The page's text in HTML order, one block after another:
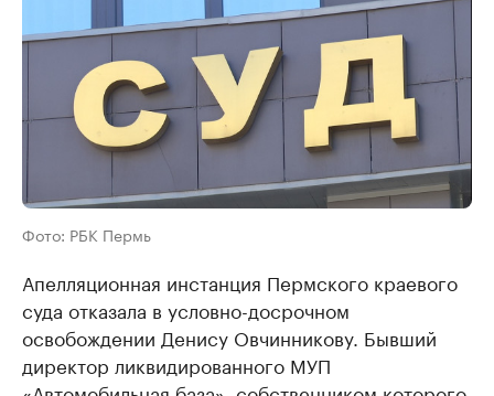
Фото: РБК Пермь
Апелляционная инстанция Пермского краевого
суда отказала в условно-досрочном
освобождении Денису Овчинникову. Бывший
директор ликвидированного МУП